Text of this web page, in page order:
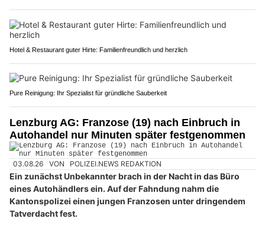
Hotel & Restaurant guter Hirte: Familienfreundlich und herzlich
Pure Reinigung: Ihr Spezialist für gründliche Sauberkeit
Lenzburg AG: Franzose (19) nach Einbruch in
Autohandel nur Minuten später festgenommen
03.08.26 VON POLIZEI.NEWS REDAKTION
Ein zunächst Unbekannter brach in der Nacht in das Büro
eines Autohändlers ein. Auf der Fahndung nahm die
Kantonspolizei einen jungen Franzosen unter dringendem
Tatverdacht fest.